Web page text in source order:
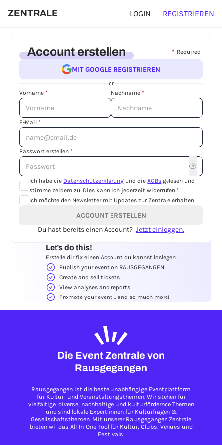
ZENTRALE LOGIN REGISTRIEREN
Let’s do this!
Erstelle dir fix einen Account du kannst loslegen.
Publish your event on RAUSGEGANGEN
Create and sell tickets
View analyses and reports
Promote your event .. and so much more!
Account erstellen * Required
MIT GOOGLE REGISTRIEREN
or
Vorname * Nachname *
E-Mail *
Passwort erstellen *
Ich habe die Datenschutzerklärung und dieAGBs gelesen und
stimme beidem zu. Dies kann ich jederzeit widerrufen.*
Ich möchte den Newsletter mit Updates zur Zentrale erhalten.
ACCOUNT ERSTELLEN
Du hast bereits einen Account? Jetzt einloggen.
Die Event Zentrale von
Rausgegangen
Rausgegangen ist die beste unabhängige Eventplattform
für Kultur- und Veranstaltungsthemen. Wir stehen für
vielfältige, diverse, nachhaltige und kulturfördernde Themen
und sind lokale Expert:innen für Kulturfragen &
Gesellschaftsthemen. Mit unserer Rausgegangen Zentrale
bieten wir das All-In-One-Tool für Kultur, Clubs, Venues und
Festivals.